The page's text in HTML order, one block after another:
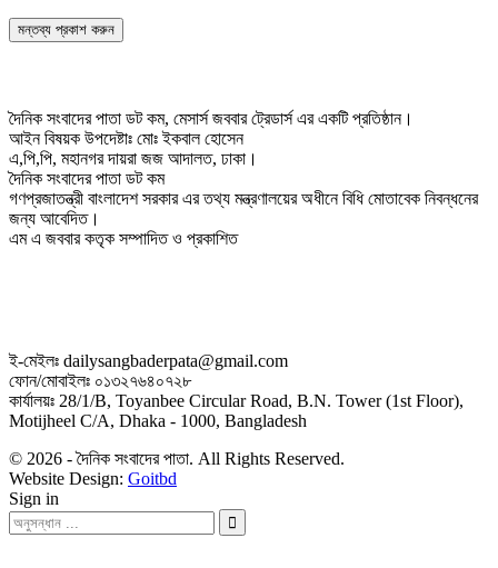
দৈনিক সংবাদের পাতা ডট কম, মেসার্স জববার ট্রেডার্স এর একটি প্রতিষ্ঠান।
আইন বিষয়ক উপদেষ্টাঃ মোঃ ইকবাল হোসেন
এ,পি,পি, মহানগর দায়রা জজ আদালত, ঢাকা।
দৈনিক সংবাদের পাতা ডট কম
গণপ্রজাতন্ত্রী বাংলাদেশ সরকার এর তথ্য মন্ত্রণালয়ের অধীনে বিধি মোতাবেক নিবন্ধনের
জন্য আবেদিত।
এম এ জববার কতৃক সম্পাদিত ও প্রকাশিত
ই-মেইলঃ dailysangbaderpata@gmail.com
ফোন/মোবাইলঃ ০১৩২৭৬৪০৭২৮
কার্যালয়ঃ 28/1/B, Toyanbee Circular Road, B.N. Tower (1st Floor),
Motijheel C/A, Dhaka - 1000, Bangladesh
© 2026 - দৈনিক সংবাদের পাতা. All Rights Reserved.
Website Design: Goitbd
Sign in